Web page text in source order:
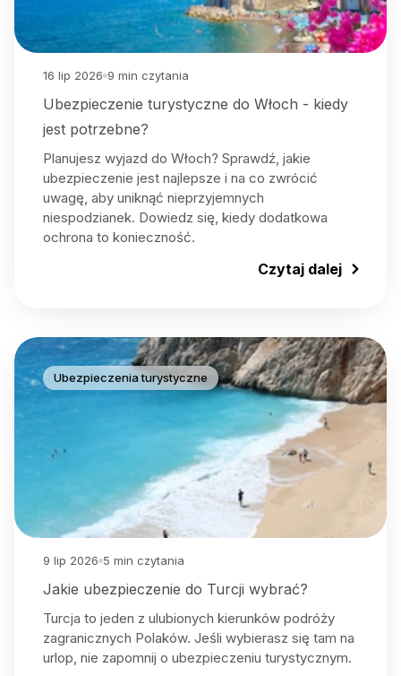
16 lip 2026 9 min czytania
Ubezpieczenie turystyczne do Włoch - kiedy
jest potrzebne?
Planujesz wyjazd do Włoch? Sprawdź, jakie
ubezpieczenie jest najlepsze i na co zwrócić
uwagę, aby uniknąć nieprzyjemnych
niespodzianek. Dowiedz się, kiedy dodatkowa
ochrona to konieczność.
Czytaj dalej
Ubezpieczenia turystyczne
9 lip 2026 5 min czytania
Jakie ubezpieczenie do Turcji wybrać?
Turcja to jeden z ulubionych kierunków podróży
zagranicznych Polaków. Jeśli wybierasz się tam na
urlop, nie zapomnij o ubezpieczeniu turystycznym.